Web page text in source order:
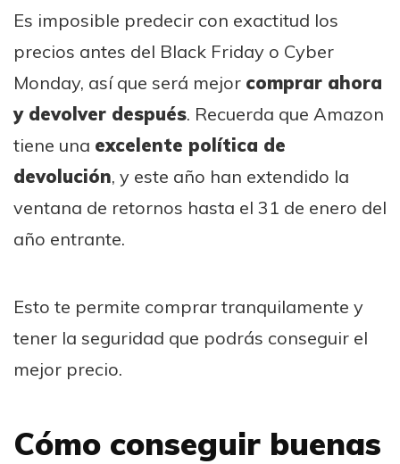
Es imposible predecir con exactitud los
precios antes del Black Friday o Cyber
Monday, así que será mejor comprar ahora
y devolver después. Recuerda que Amazon
tiene una excelente política de
devolución, y este año han extendido la
ventana de retornos hasta el 31 de enero del
año entrante.
Esto te permite comprar tranquilamente y
tener la seguridad que podrás conseguir el
mejor precio.
Cómo conseguir buenas